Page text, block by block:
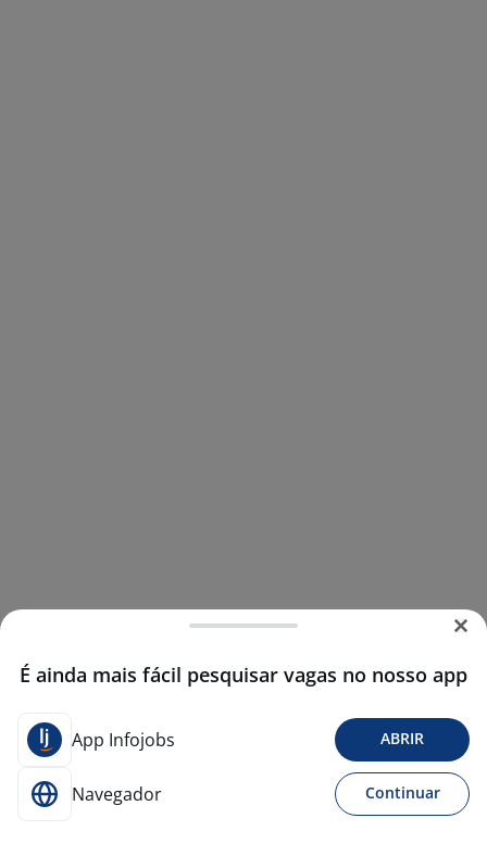
É ainda mais fácil pesquisar vagas no nosso app
App Infojobs ABRIR
Navegador Continuar